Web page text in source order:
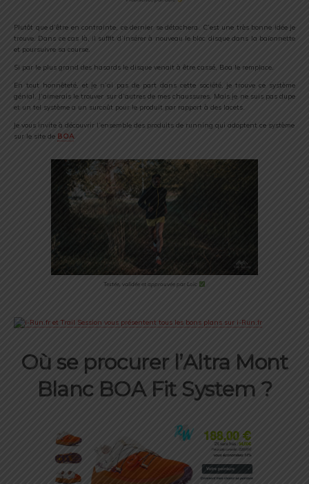
Plutôt que d’être en contrainte, ce dernier se détachera. C’est une très bonne idée je
trouve. Dans ce cas là, il suffit d’insérer à nouveau le bloc disque dans la baïonnette
et poursuivre sa course.
Si par le plus grand des hasards le disque venait à être cassé, Boa le remplace.
En tout honnêteté, et je n’ai pas de part dans cette société, je trouve ce système
génial. J’aimerais le trouver sur d’autres de mes chaussures. Mais je ne suis pas dupe
et un tel système a un surcoût pour le produit par rapport à des lacets.
Je vous invite à découvrir l’ensemble des produits de running qui adoptent ce système
sur le site de BOA.
Testée, validée et approuvée par Loïc
Où se procurer l’Altra Mont
Blanc BOA Fit System ?